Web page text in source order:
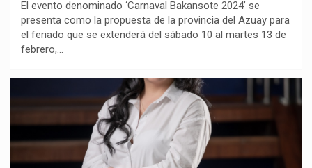
El evento denominado ‘Carnaval Bakansote 2024’ se
presenta como la propuesta de la provincia del Azuay para
el feriado que se extenderá del sábado 10 al martes 13 de
febrero,…